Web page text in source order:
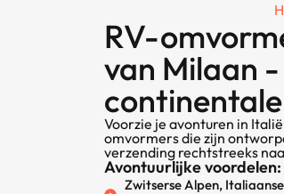
RV-
van Milaan
Voorzie je avonturen in
omvormers die zijn
verzending rechtstreeks
Avontuurlijke voordelen:
Zwitserse Alpen,